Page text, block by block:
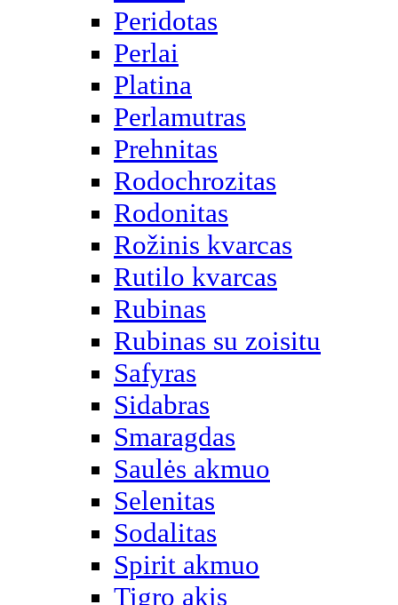
Peridotas
Perlai
Platina
Perlamutras
Prehnitas
Rodochrozitas
Rodonitas
Rožinis kvarcas
Rutilo kvarcas
Rubinas
Rubinas su zoisitu
Safyras
Sidabras
Smaragdas
Saulės akmuo
Selenitas
Sodalitas
Spirit akmuo
Tigro akis